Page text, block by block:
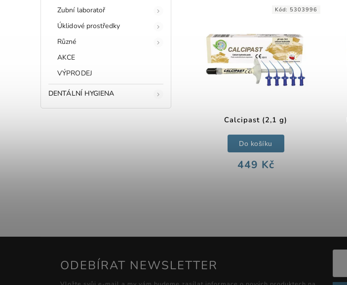
Zubní laboratoř
Úklidové prostředky
Různé
AKCE
VÝPRODEJ
DENTÁLNÍ HYGIENA
Calcipast (2,1 g)
449 Kč
Do košíku
Kód: 5303996
ODEBÍRAT NEWSLETTER